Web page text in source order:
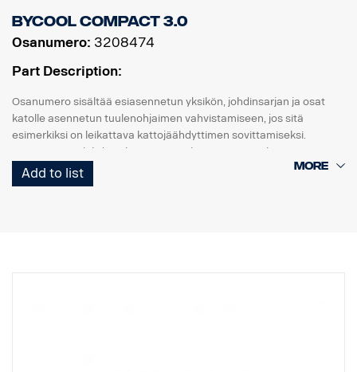
Bycool Compact 3.0
Osanumero: 3208474
Part Description:
Osanumero sisältää esiasennetun yksikön, johdinsarjan ja osat
katolle asennetun tuulenohjaimen vahvistamiseen, jos sitä
esimerkiksi on leikattava kattojäähdyttimen sovittamiseksi.
Huomaa, että johdinvalmiutta ei voi käyttää tämän laitteen
asennukseen. Asennusta varten toimitetaan erillinen johdinsarja.
Add to list